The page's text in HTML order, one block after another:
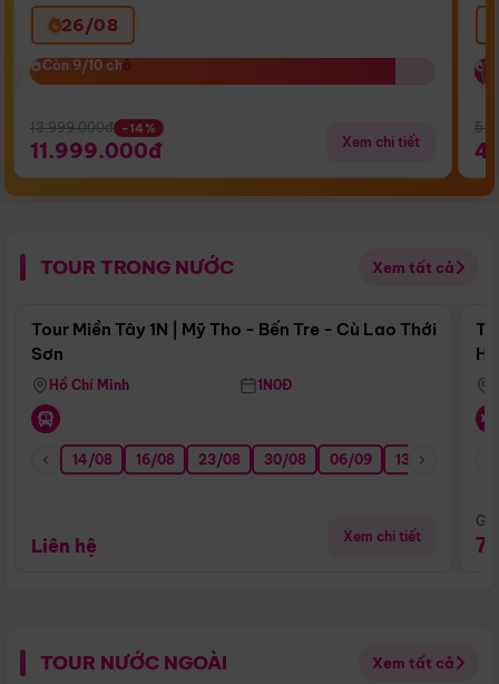
26/08
Còn 9/10 chỗ
Còn 9/10 chỗ
13.999.000đ -14%
11.999.000đ Xem chi tiết
TOUR TRONG NƯỚC Xem tất cả
Điểm nổi bật
Tour Miền Tây 1N | Mỹ Tho - Bến Tre - Cù Lao Thới
Sơn
Hồ Chí Minh 1N0Đ
14/08 16/08 23/08 30/08 06/09 13/09
Liên hệ Xem chi tiết
TOUR NƯỚC NGOÀI Xem tất cả
Điểm nổi bật